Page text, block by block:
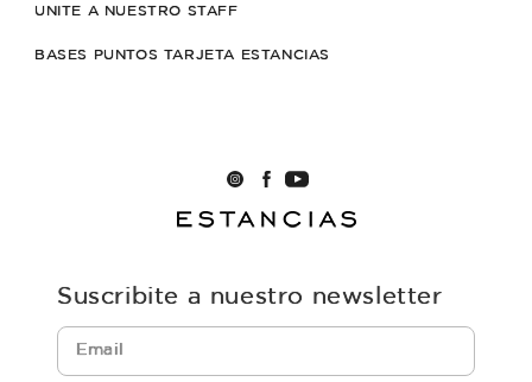
UNITE A NUESTRO STAFF
BASES PUNTOS TARJETA ESTANCIAS
Suscribite a nuestro newsletter